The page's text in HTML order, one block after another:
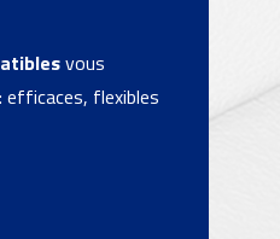
vous
flexibles